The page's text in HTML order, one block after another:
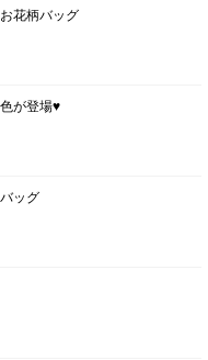
花柄バッグ
が登場♥
ッグ